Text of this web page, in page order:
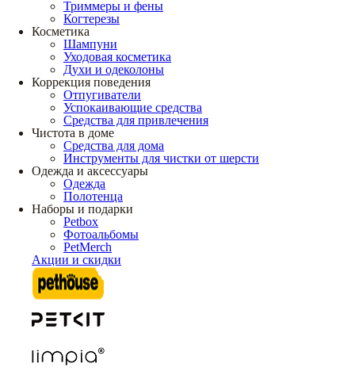
Триммеры и фены
Когтерезы
Косметика
Шампуни
Уходовая косметика
Духи и одеколоны
Коррекция поведения
Отпугиватели
Успокаивающие средства
Средства для привлечения
Чистота в доме
Средства для дома
Инструменты для чистки от шерсти
Одежда и аксессуары
Одежда
Полотенца
Наборы и подарки
Petbox
Фотоальбомы
PetMerch
Акции и скидки